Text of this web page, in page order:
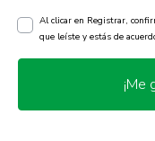
Al clicar en Registrar,
que leíste y estás de
¡Me